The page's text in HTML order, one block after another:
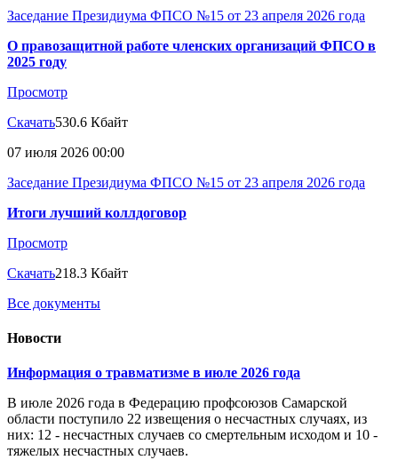
Заседание Президиума ФПСО №15 от 23 апреля 2026 года
О правозащитной работе членских организаций ФПСО в
2025 году
Просмотр
Скачать530.6 Кбайт
07 июля 2026 00:00
Заседание Президиума ФПСО №15 от 23 апреля 2026 года
Итоги лучший коллдоговор
Просмотр
Скачать218.3 Кбайт
Все документы
Новости
Информация о травматизме в июле 2026 года
В июле 2026 года в Федерацию профсоюзов Самарской
области поступило 22 извещения о несчастных случаях, из
них: 12 - несчастных случаев со смертельным исходом и 10 -
тяжелых несчастных случаев.